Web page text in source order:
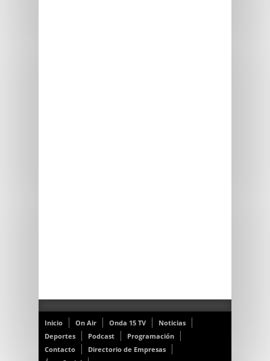
Inicio On Air Onda 15 TV
Noticias
Deportes
Podcast
Programación
Contacto
Directorio de Empresas